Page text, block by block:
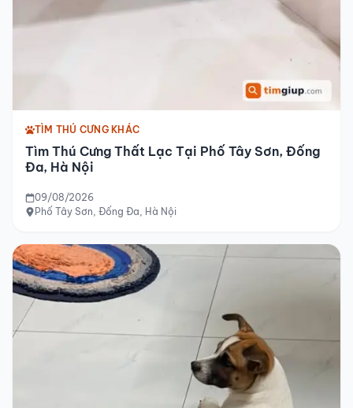
TÌM THÚ CƯNG KHÁC
Tìm Thú Cưng Thất Lạc Tại Phố Tây Sơn, Đống
Đa, Hà Nội
09/08/2026
Phố Tây Sơn, Đống Đa, Hà Nội